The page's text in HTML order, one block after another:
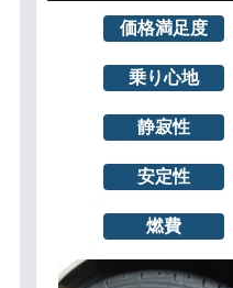
価格満足度
乗り心地
静寂性
安定性
燃費